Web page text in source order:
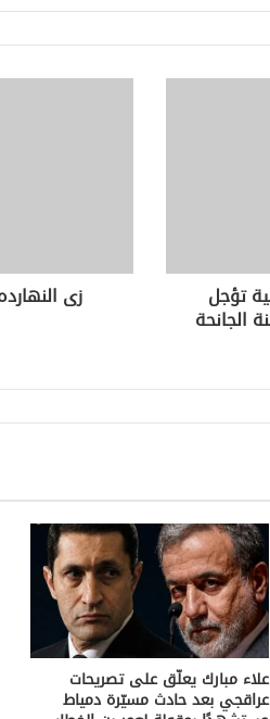
تؤجل
الجانحة
زى
علاء مبارك يعلّق على تصريحات
عراقجي بعد حادث مسيّرة دمياط